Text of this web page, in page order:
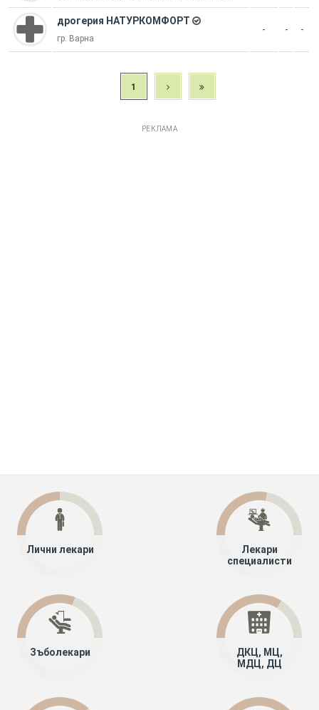
дрогерия НАТУРКОМФОРТ
гр. Варна
- - -
1
РЕКЛАМА
Лични лекари
Лекари
специалисти
Зъболекари
ДКЦ, МЦ,
МДЦ, ДЦ